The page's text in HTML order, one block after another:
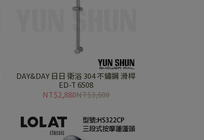
DAY&DAY 日日 衛浴 304 不鏽鋼 滑桿
ED-T 6508
NT$2,880NT$3,600